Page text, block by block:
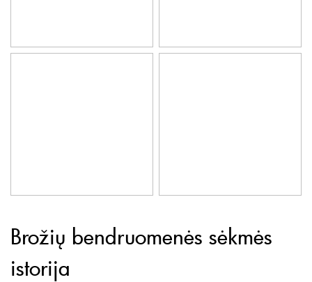
Brožių bendruomenės sėkmės
istorija